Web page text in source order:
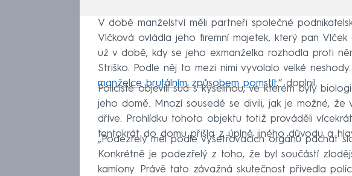
V době manželství měli partneři společné
Vlčková ovládla jeho firemní majetek, který pan
už v době, kdy se jeho exmanželka rozhodla proti
Striško. Podle něj to mezi nimi vyvolalo velké neshody.
manželce brutálním způsobem pomstít,“ doplnil.
Policisté objevili sud s kyselinou, ve kterém byly
jeho domě. Mnozí sousedé se divili, jak je možné, že
dříve. Prohlídku tohoto objektu totiž prováděli
tentokrát do domu přišla z úplně jiného důvodu a
„Podezřelý měl podle vyšetřovacích orgánů páchat
Konkrétně je podezřelý z toho, že byl součástí
kamiony. Právě tato závažná skutečnost přivedla